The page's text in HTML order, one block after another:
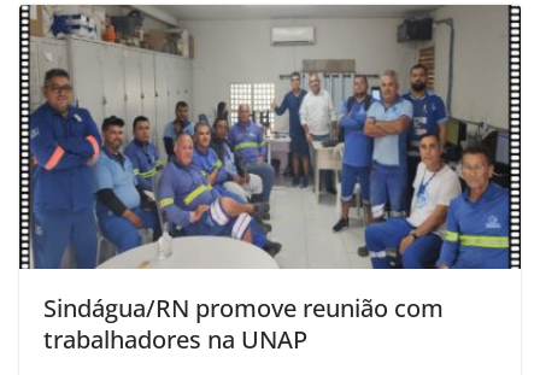
Sindágua/RN promove reunião com
trabalhadores na UNAP